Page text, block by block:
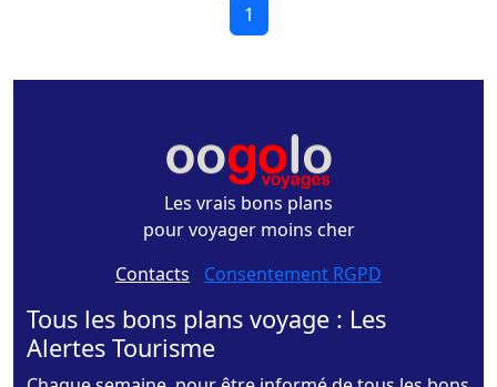
1
Les vrais bons plans
pour voyager moins cher
Contacts - Consentement RGPD
Tous les bons plans voyage : Les
Alertes Tourisme